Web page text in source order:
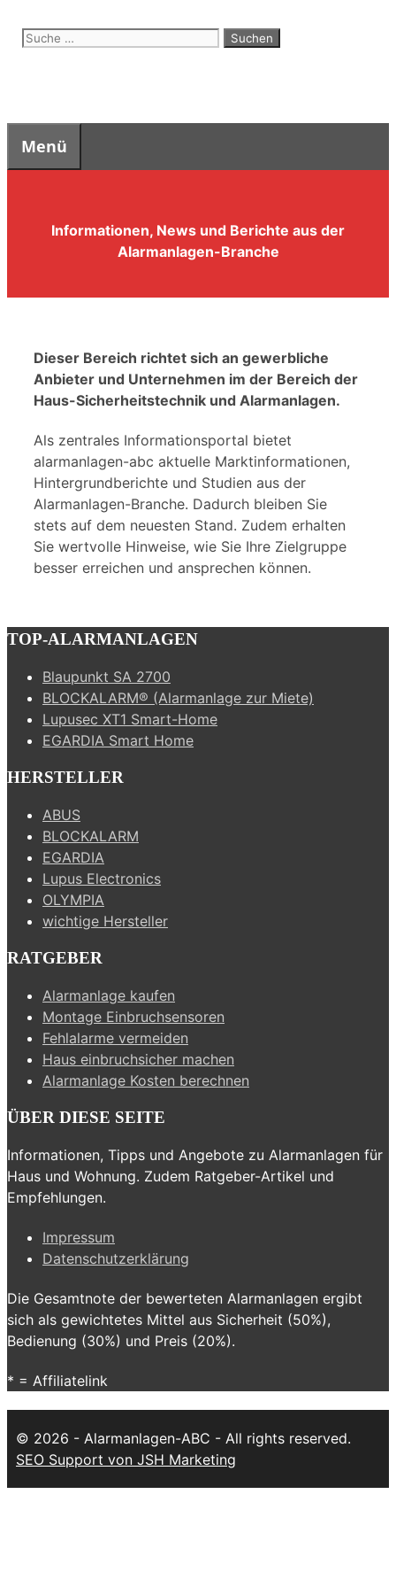
Zum
Inhalt
Suche
Menü
Informationen, News und Berichte aus der
Alarmanlagen-Branche
Dieser Bereich richtet sich an gewerbliche
Anbieter und Unternehmen im der Bereich der
Haus-Sicherheitstechnik und Alarmanlagen.
Als zentrales Informationsportal bietet
alarmanlagen-abc aktuelle Marktinformationen,
Hintergrundberichte und Studien aus der
Alarmanlagen-Branche. Dadurch bleiben Sie
stets auf dem neuesten Stand. Zudem erhalten
Sie wertvolle Hinweise, wie Sie Ihre Zielgruppe
besser erreichen und ansprechen können.
TOP-ALARMANLAGEN
Blaupunkt SA 2700
BLOCKALARM® (Alarmanlage zur Miete)
Lupusec XT1 Smart-Home
EGARDIA Smart Home
HERSTELLER
ABUS
BLOCKALARM
EGARDIA
Lupus Electronics
OLYMPIA
wichtige Hersteller
RATGEBER
Alarmanlage kaufen
Montage Einbruchsensoren
Fehlalarme vermeiden
Haus einbruchsicher machen
Alarmanlage Kosten berechnen
ÜBER DIESE SEITE
Informationen, Tipps und Angebote zu Alarmanlagen für
Haus und Wohnung. Zudem Ratgeber-Artikel und
Empfehlungen.
Impressum
Datenschutzerklärung
Die Gesamtnote der bewerteten Alarmanlagen ergibt
sich als gewichtetes Mittel aus Sicherheit (50%),
Bedienung (30%) und Preis (20%).
* = Affiliatelink
© 2026 - Alarmanlagen-ABC - All rights reserved.
SEO Support von JSH Marketing